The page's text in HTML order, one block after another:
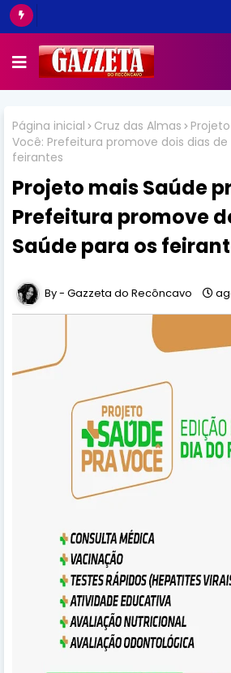
Página inicial Cruz das Almas
Você: Prefeitura promove dois dias de
feirantes
Projeto mais Saúde
Prefeitura promove
Saúde para os
Gazzeta do Recôncavo